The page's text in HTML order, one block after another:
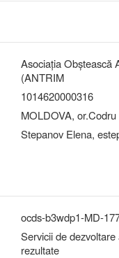
Asociația Obștească
(ANTRIM
1014620000316
MOLDOVA,
Stepanov Elena,
ocds-b3wdp1-MD-
Servicii de
rezultate